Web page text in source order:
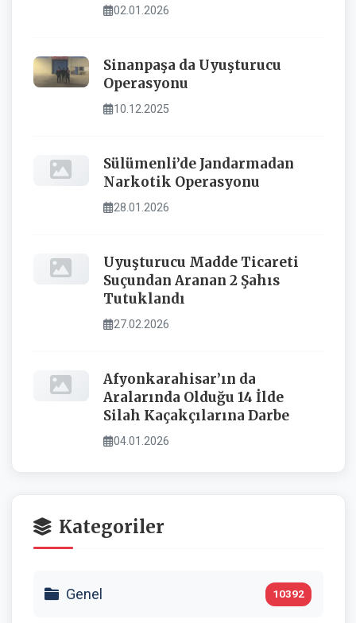
02.01.2026
Sinanpaşa da Uyuşturucu
Operasyonu
10.12.2025
Sülümenli’de Jandarmadan
Narkotik Operasyonu
28.01.2026
Uyuşturucu Madde Ticareti
Suçundan Aranan 2 Şahıs
Tutuklandı
27.02.2026
Afyonkarahisar’ın da
Aralarında Olduğu 14 İlde
Silah Kaçakçılarına Darbe
04.01.2026
Kategoriler
Genel 10392